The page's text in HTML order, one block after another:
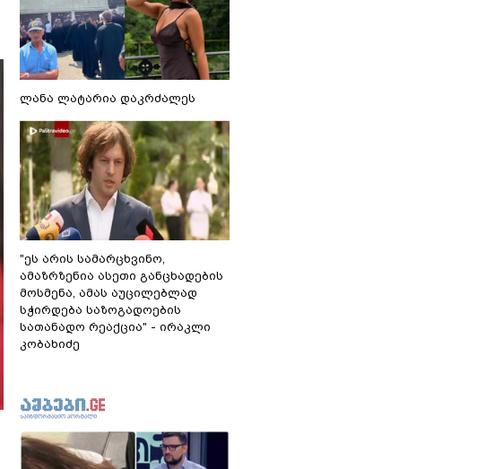
ლანა ლატარია დაკრძალეს
"ეს არის სამარცხვინო,
ამაზრზენია ასეთი განცხადების
მოსმენა, ამას აუცილებლად
სჭირდება საზოგადოების
სათანადო რეაქცია" - ირაკლი
კობახიძე